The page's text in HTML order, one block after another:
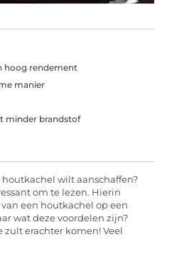
hoog rendement
manier
minder brandstof
houtkachel wilt aanschaffen?
om te lezen. Hierin
een houtkachel op een
wat deze voordelen zijn?
zult erachter komen! Veel